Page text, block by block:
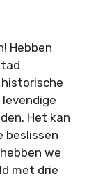
Hebben
Het kan
beslissen
we
met drie